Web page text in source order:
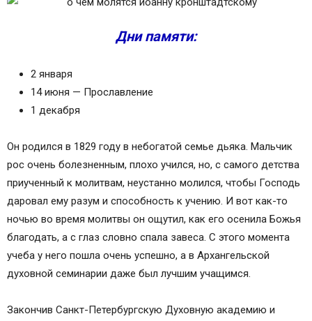
Дни памяти:
2 января
14 июня — Прославление
1 декабря
Он родился в 1829 году в небогатой семье дьяка. Мальчик
рос очень болезненным, плохо учился, но, с самого детства
приученный к молитвам, неустанно молился, чтобы Господь
даровал ему разум и способность к учению. И вот как-то
ночью во время молитвы он ощутил, как его осенила Божья
благодать, а с глаз словно спала завеса. С этого момента
учеба у него пошла очень успешно, а в Архангельской
духовной семинарии даже был лучшим учащимся.
Закончив Санкт-Петербургскую Духовную академию и